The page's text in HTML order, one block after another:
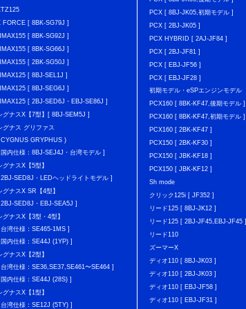
FORCE [ 8BK-SG79J ]
[ 8BK-SG92J ]
[ 8BK-SG66J ]
[ 2BK-SG50J ]
[ 8BJ-SEL1J ]
[ 8BJ-SEG6J ]
[ 2BJ-SED6J・EBJ-SE86J ]
グナスX【7型】[ 8BJ-SEM5J ]
グナス グリファス
GRYPHUS )
内仕様：8BJ-SEJ4J・台湾モデル ]
グナスX【5型】
SED8J・LEDヘッドライトモデル ]
グナスX SR【4型】
SED8J・EBJ-SEA5J ]
グナスX【3型・4型】
湾仕様：SE465-1MS ]
内仕様：SE44J (1YP) ]
グナスX【2型】
湾仕様：SE36,SE37,SE461〜SE464 ]
内仕様：SE44J (28S) ]
グナスX【1型】
湾仕様：SE12J (5TY) ]
PCX [ 8BJ-JK05,初期モデル ]
PCX [ 2BJ-JK05 ]
PCX HYBRID [ 2AJ-JF84 ]
PCX [ 2BJ-JF81 ]
PCX [ EBJ-JF56 ]
PCX [ EBJ-JF28 ]
初期モデル・eSPエンジンモデル
PCX160 [ 8BK-KF47,後期モデル ]
PCX160 [ 8BK-KF47,初期モデル ]
PCX160 [ 2BK-KF47 ]
PCX150 [ 2BK-KF30 ]
PCX150 [ JBK-KF18 ]
PCX150 [ JBK-KF12 ]
Sh mode
クリック125i [ JF352 ]
リード125 [ 8BJ-JK12 ]
リード125 [ 2BJ-JF45,EBJ-JF45 ]
リード110
ズーマーX
ディオ110 [ 8BJ-JK03 ]
ディオ110 [ 2BJ-JK03 ]
ディオ110 [ EBJ-JF58 ]
ディオ110 [ EBJ-JF31 ]